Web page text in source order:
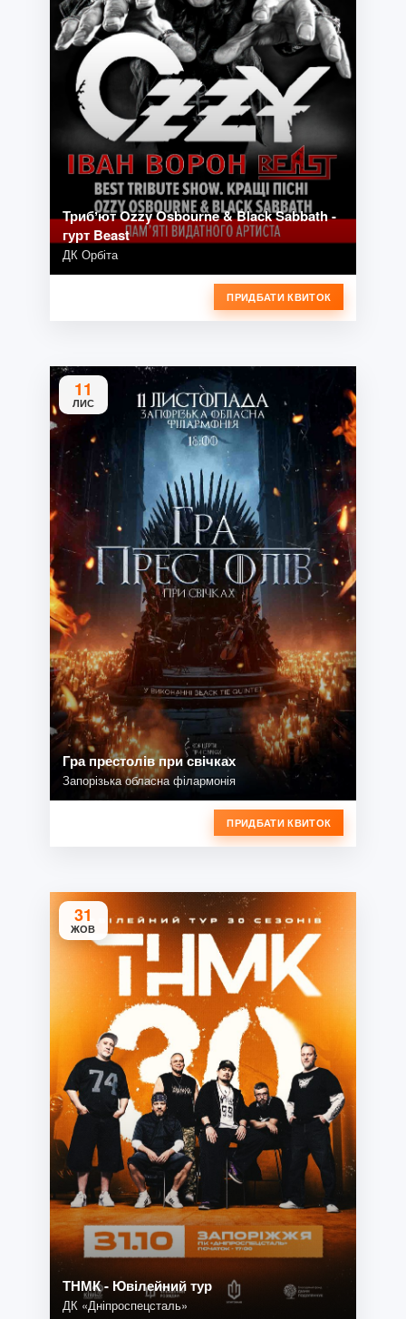
Трибʼют Ozzy Osbourne & Black Sabbath -
гурт Beast
ДК Орбіта
ПРИДБАТИ КВИТОК
11
ЛИС
Гра престолів при свічках
Запорізька обласна філармонія
ПРИДБАТИ КВИТОК
31
ЖОВ
ТНМК - Ювілейний тур
ДК «Дніпроспецсталь»